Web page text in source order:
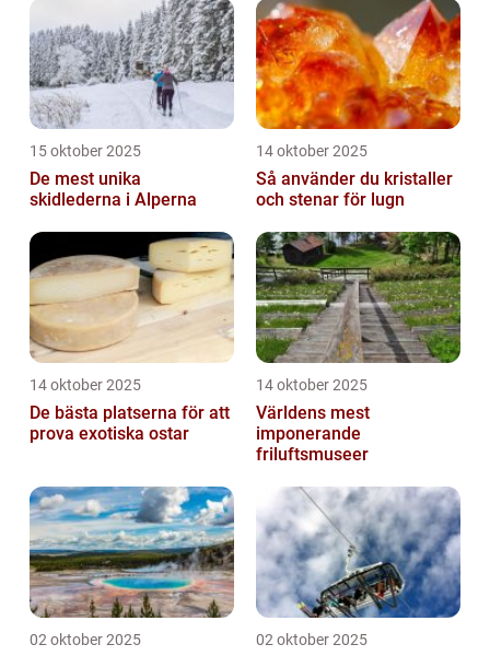
15 oktober 2025
De mest unika
skidlederna i Alperna
14 oktober 2025
Så använder du kristaller
och stenar för lugn
14 oktober 2025
De bästa platserna för att
prova exotiska ostar
14 oktober 2025
Världens mest
imponerande
friluftsmuseer
02 oktober 2025 02 oktober 2025